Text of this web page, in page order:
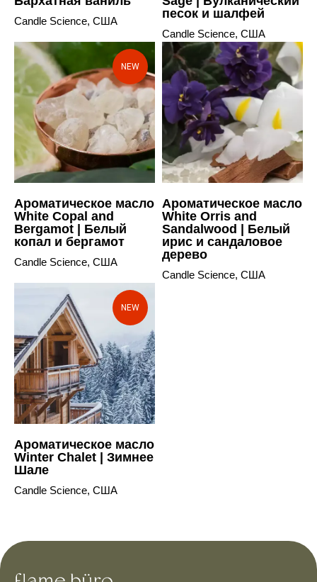
Candle Science, США
песок и шалфей
Candle Science, США
NEW
Ароматическое масло
White Copal and
Bergamot | Белый
копал и бергамот
Candle Science, США
Ароматическое масло
White Orris and
Sandalwood | Белый
ирис и сандаловое
дерево
Candle Science, США
NEW
Ароматическое масло
Winter Chalet | Зимнее
Шале
Candle Science, США